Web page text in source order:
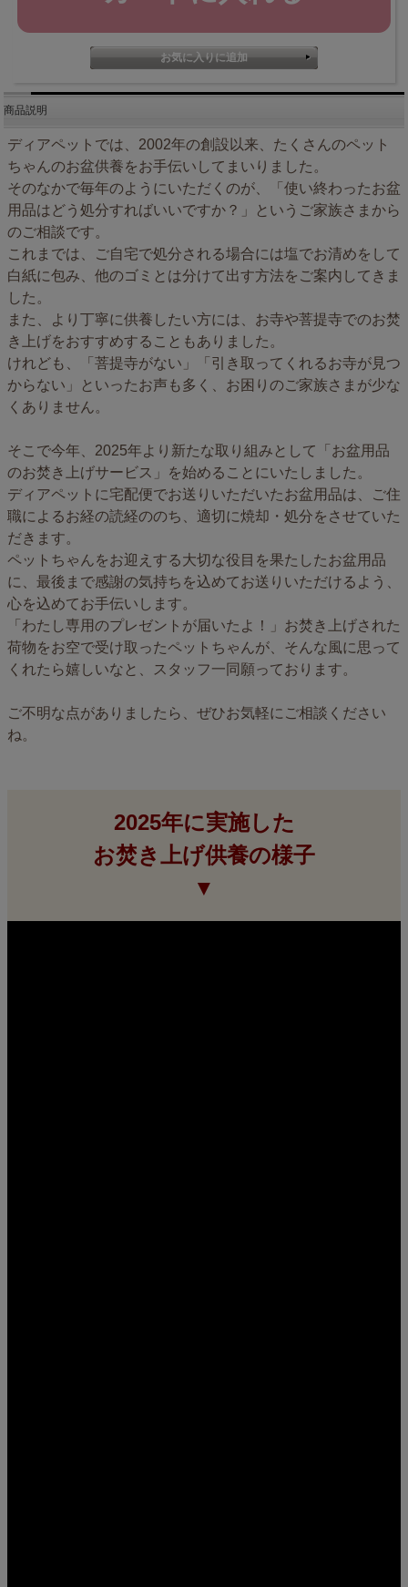
商品説明
ディアペットでは、2002年の創設以来、たくさんのペット
ちゃんのお盆供養をお手伝いしてまいりました。
そのなかで毎年のようにいただくのが、「使い終わったお盆
用品はどう処分すればいいですか？」というご家族さまから
のご相談です。
これまでは、ご自宅で処分される場合には塩でお清めをして
白紙に包み、他のゴミとは分けて出す方法をご案内してきま
した。
また、より丁寧に供養したい方には、お寺や菩提寺でのお焚
き上げをおすすめすることもありました。
けれども、「菩提寺がない」「引き取ってくれるお寺が見つ
からない」といったお声も多く、お困りのご家族さまが少な
くありません。
そこで今年、2025年より新たな取り組みとして「お盆用品
のお焚き上げサービス」を始めることにいたしました。
ディアペットに宅配便でお送りいただいたお盆用品は、ご住
職によるお経の読経ののち、適切に焼却・処分をさせていた
だきます。
ペットちゃんをお迎えする大切な役目を果たしたお盆用品
に、最後まで感謝の気持ちを込めてお送りいただけるよう、
心を込めてお手伝いします。
「わたし専用のプレゼントが届いたよ！」お焚き上げされた
荷物をお空で受け取ったペットちゃんが、そんな風に思って
くれたら嬉しいなと、スタッフ一同願っております。
ご不明な点がありましたら、ぜひお気軽にご相談ください
ね。
2025年に実施した
お焚き上げ供養の様子
▼